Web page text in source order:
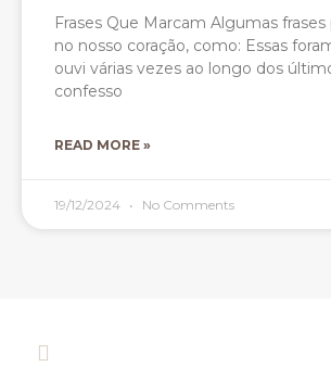
Frases Que Marcam Algumas
no nosso coração, como: Essas
ouvi várias vezes ao longo dos
confesso
READ MORE »
19/12/2024 No Comments